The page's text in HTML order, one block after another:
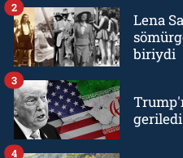
Lena
biriydi
2
geriledi
3
4